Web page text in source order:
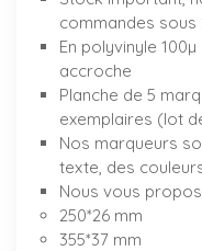
commandes sous
En polyvinyle
accroche
Planche de 5
exemplaires (lot
Nos marqueurs
texte, des
Nous vous
250*26 mm
355*37 mm